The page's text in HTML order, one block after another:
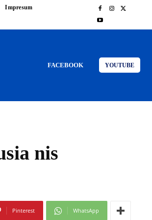
Impresum
FACEBOOK YOUTUBE
nis
Pinterest WhatsApp